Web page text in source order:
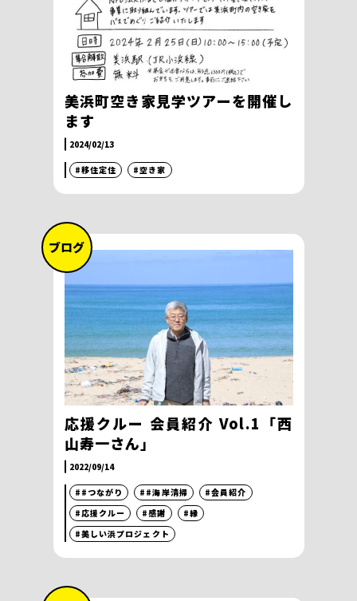
美浜町空き家見学ツアーを開催し
ます
2024/02/13
#移住定住 #空き家
ブログ
応援クルー 会員紹介 Vol.1「西
山寿一さん」
2022/09/14
##つながり ##海岸清掃
#会員紹介
#応援クルー
#感謝
#縁
#美しい浜プロジェクト